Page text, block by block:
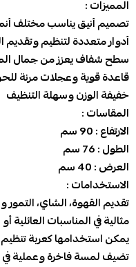
المميزات :
تصميم أنيق يناسب مختلف
أدوار متعددة لتنظيم وتقديم
سطح شفاف يعزز من جمال
قاعدة قوية وعجلات مرنة
خفيفة الوزن وسهلة التنظيف
المقاسات :
الارتفاع : 90 سم
الطول : 76 سم
العرض : 40 سم
الاستخدامات :
تقديم القهوة، الشاي،
مثالية في المناسبات
يمكن استخدامها كعربة
تضيف لمسة فاخرة وعملية في